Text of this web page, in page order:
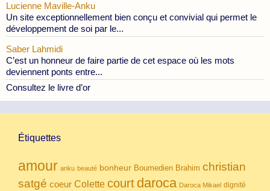
Lucienne Maville-Anku
Un site exceptionnellement bien conçu et convivial qui permet le
développement de soi par le...
Saber Lahmidi
C’est un honneur de faire partie de cet espace où les mots
deviennent ponts entre...
Consultez le livre d’or
Étiquettes
amour anku beauté bonheur Boumedien Brahim christian
satgé coeur Colette court daroca Daroca Mikael dignité